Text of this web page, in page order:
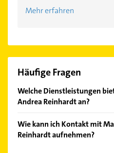
Mehr erfahren
Häufige Fragen
Welche Dienstleistungen
Andrea Reinhardt an?
Streicharbeiten und
Wie kann ich Kontakt mit
Reinhardt aufnehmen?